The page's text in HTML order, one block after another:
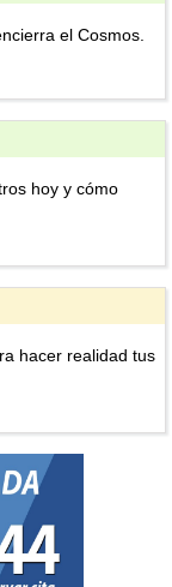
el Cosmos.
hoy y cómo
hacer realidad tus